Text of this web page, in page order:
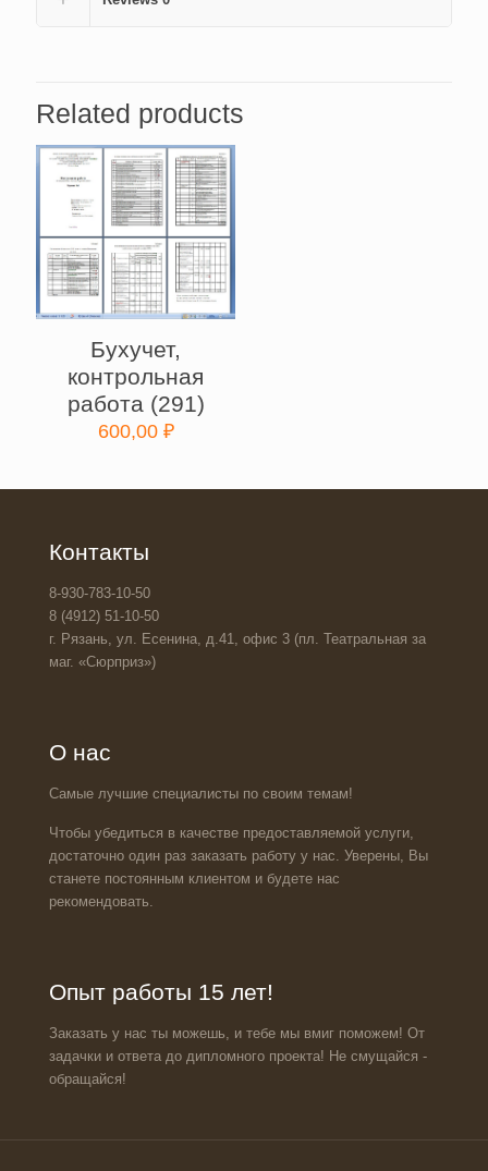
Related products
Бухучет,
контрольная
работа (291)
600,00 ₽
Контакты
8-930-783-10-50
8 (4912) 51-10-50
г. Рязань, ул. Есенина, д.41, офис 3 (пл. Театральная за
маг. «Сюрприз»)
О нас
Самые лучшие специалисты по своим темам!
Чтобы убедиться в качестве предоставляемой услуги,
достаточно один раз заказать работу у нас. Уверены, Вы
станете постоянным клиентом и будете нас
рекомендовать.
Опыт работы 15 лет!
Заказать у нас ты можешь, и тебе мы вмиг поможем! От
задачки и ответа до дипломного проекта! Не смущайся -
обращайся!